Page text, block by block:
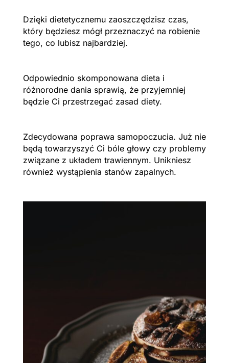
Dzięki dietetycznemu zaoszczędzisz czas,
który będziesz mógł przeznaczyć na robienie
tego, co lubisz najbardziej.
Odpowiednio skomponowana dieta i
różnorodne dania sprawią, że przyjemniej
będzie Ci przestrzegać zasad diety.
Zdecydowana poprawa samopoczucia. Już nie
będą towarzyszyć Ci bóle głowy czy problemy
związane z układem trawiennym. Unikniesz
również wystąpienia stanów zapalnych.